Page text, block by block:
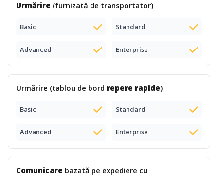
Urmărire (furnizată de transportator)
Basic Standard
Advanced Enterprise
Urmărire (tablou de bord repere rapide)
Basic Standard
Advanced Enterprise
Comunicare bazată pe expediere cu